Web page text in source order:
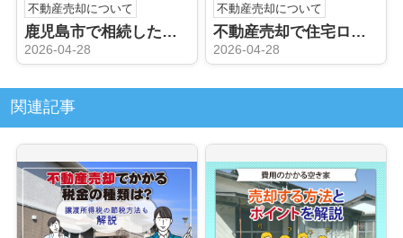
不動産売却について
鹿児島市で相続した不動産の売却手続き！相続人同士のトラブル回避術
2026-04-28
不動産売却について
不動産売却で住宅ローンの残債はどうなる？鹿児島市で住み替え検討
2026-04-28
関連記事